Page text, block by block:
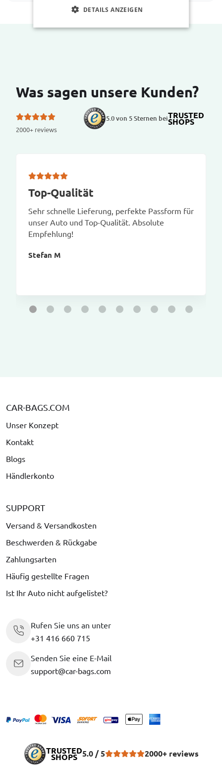
Was sagen unsere Kunden?
2000+ reviews
5.0 von 5 Sternen beiTRUSTED
SHOPS
Top-Qualität
Sehr schnelle Lieferung, perfekte Passform für
unser Auto und Top-Qualität. Absolute
Empfehlung!
Stefan M
CAR-BAGS.COM
Unser Konzept
Kontakt
Blogs
Händlerkonto
SUPPORT
Versand & Versandkosten
Beschwerden & Rückgabe
Zahlungsarten
Häufig gestellte Fragen
Ist Ihr Auto nicht aufgelistet?
Rufen Sie uns an unter
+31 416 660 715
Senden Sie eine E-Mail
support@car-bags.com
TRUSTED
SHOPS 5.0 / 5 2000+ reviews
DETAILS ANZEIGEN